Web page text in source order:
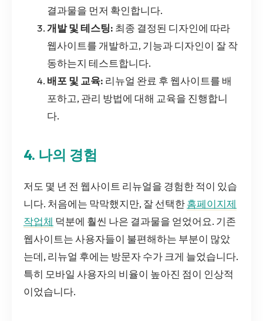
결과물을 먼저 확인합니다.
개발 및 테스팅: 최종 결정된 디자인에 따라
웹사이트를 개발하고, 기능과 디자인이 잘 작
동하는지 테스트합니다.
배포 및 교육: 리뉴얼 완료 후 웹사이트를 배
포하고, 관리 방법에 대해 교육을 진행합니
다.
4. 나의 경험
저도 몇 년 전 웹사이트 리뉴얼을 경험한 적이 있습
니다. 처음에는 막막했지만, 잘 선택한홈페이지제
작업체 덕분에 훨씬 나은 결과물을 얻었어요. 기존
웹사이트는 사용자들이 불편해하는 부분이 많았
는데, 리뉴얼 후에는 방문자 수가 크게 늘었습니다.
특히 모바일 사용자의 비율이 높아진 점이 인상적
이었습니다.